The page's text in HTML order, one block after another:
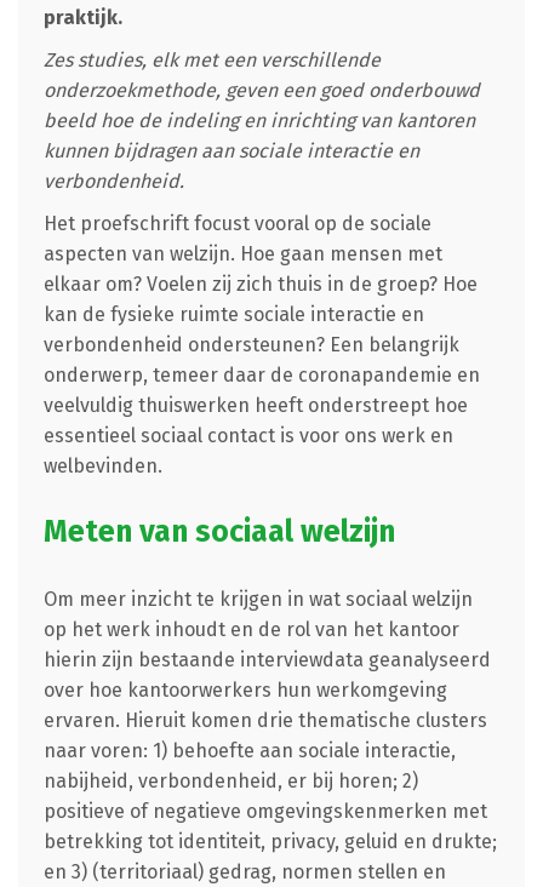
praktijk.
Zes studies, elk met een verschillende
onderzoekmethode, geven een goed onderbouwd
beeld hoe de indeling en inrichting van kantoren
kunnen bijdragen aan sociale interactie en
verbondenheid.
Het proefschrift focust vooral op de sociale
aspecten van welzijn. Hoe gaan mensen met
elkaar om? Voelen zij zich thuis in de groep? Hoe
kan de fysieke ruimte sociale interactie en
verbondenheid ondersteunen? Een belangrijk
onderwerp, temeer daar de coronapandemie en
veelvuldig thuiswerken heeft onderstreept hoe
essentieel sociaal contact is voor ons werk en
welbevinden.
Meten van sociaal welzijn
Om meer inzicht te krijgen in wat sociaal welzijn
op het werk inhoudt en de rol van het kantoor
hierin zijn bestaande interviewdata geanalyseerd
over hoe kantoorwerkers hun werkomgeving
ervaren. Hieruit komen drie thematische clusters
naar voren: 1) behoefte aan sociale interactie,
nabijheid, verbondenheid, er bij horen; 2)
positieve of negatieve omgevingskenmerken met
betrekking tot identiteit, privacy, geluid en drukte;
en 3) (territoriaal) gedrag, normen stellen en